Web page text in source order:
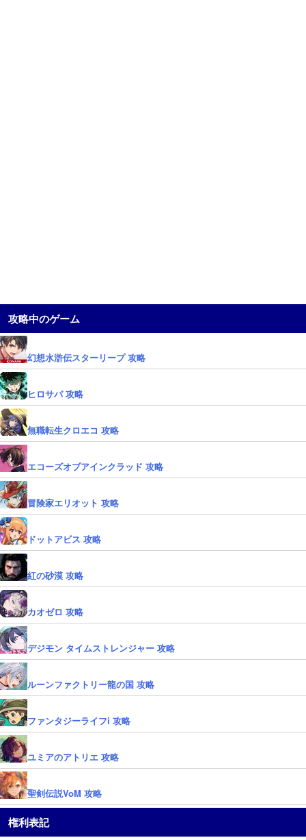
攻略中のゲーム
幻想水滸伝スターリープ 攻略
ヒロサバ 攻略
無職転生クロエコ 攻略
エコーズオブアインクラッド 攻略
冒険家エリオット 攻略
ドットアビス 攻略
紅の砂漠 攻略
カオゼロ 攻略
デジモン タイムストレンジャー 攻略
ルーンファクトリー龍の国 攻略
ファンタジーライフi 攻略
ユミアのアトリエ 攻略
聖剣伝説VoM 攻略
権利表記